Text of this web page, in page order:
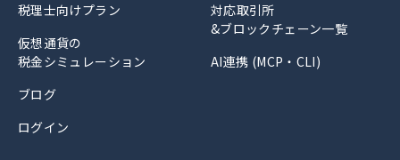
税理士向けプラン
仮想通貨の
税金シミュレーション
ブログ
ログイン
対応取引所
&ブロックチェーン一覧
AI連携 (MCP・CLI)